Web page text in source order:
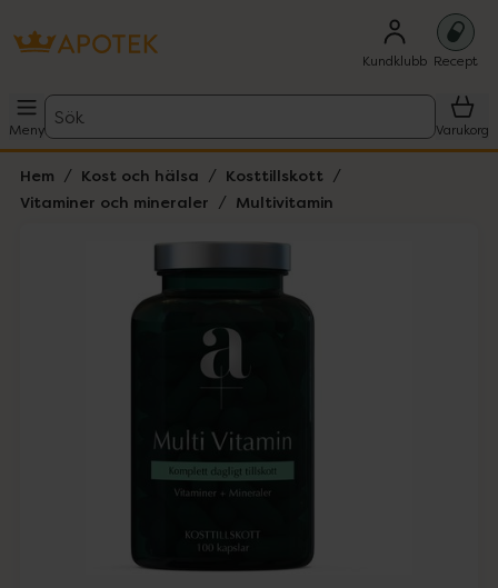
Kundklubb Recept
Meny
Sök
Varukorg
Hem Kost och hälsa
Kosttillskott
Vitaminer och mineraler
Multivitamin
Lista: . Innehåller 1 objekt.